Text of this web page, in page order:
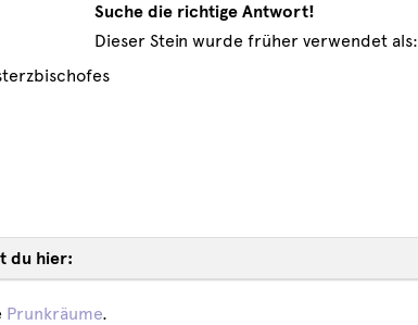
Suche die richtige Antwort!
Dieser Stein wurde früher verwendet als:
du hier:
Prunkräume.